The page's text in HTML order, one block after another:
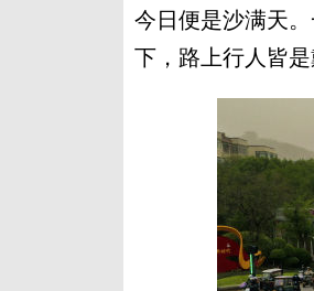
今日便是沙满天
下，路上行人皆